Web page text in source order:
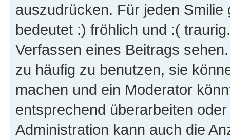
auszudrücken. Für jeden
bedeutet :) fröhlich und :(
Verfassen eines Beitrags
zu häufig zu benutzen, sie
machen und ein Moderator
entsprechend überarbeiten
Administration kann auch die